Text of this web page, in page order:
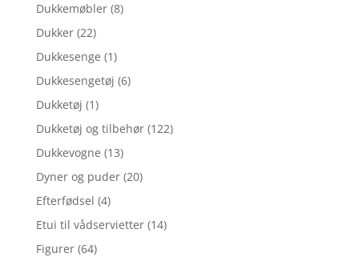
Dukkemøbler (8)
Dukker (22)
Dukkesenge (1)
Dukkesengetøj (6)
Dukketøj (1)
Dukketøj og tilbehør (122)
Dukkevogne (13)
Dyner og puder (20)
Efterfødsel (4)
Etui til vådservietter (14)
Figurer (64)